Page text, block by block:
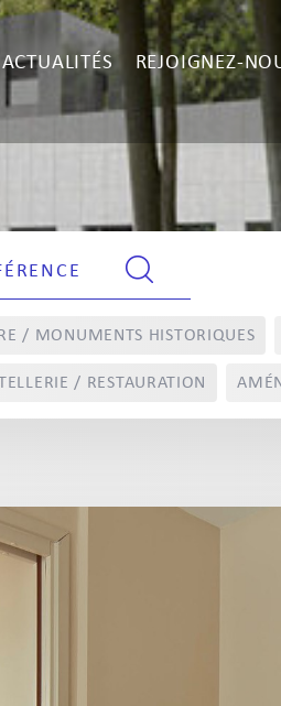
ACTUALITÉS REJOIGNEZ-
/ MONUMENTS HISTORIQUES
/ RESTAURATION